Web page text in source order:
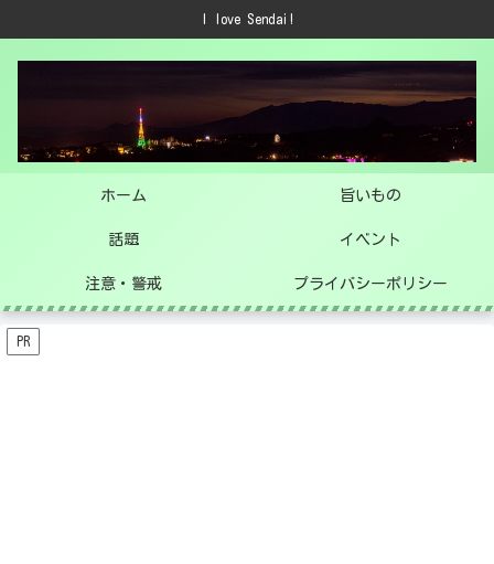
I love Sendai!
ホーム 旨いもの
話題 イベント
注意・警戒 プライバシーポリシー
PR